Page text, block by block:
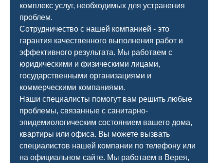
комплекс услуг, необходимых для устранения
проблем.
Сотрудничество с нашей компанией - это
гарантия качественного выполнения работ и
эффективного результата. Мы работаем с
юридическими и физическими лицами,
государственными организациями и
коммерческими компаниями.
Наши специалисты помогут вам решить любые
проблемы, связанные с санитарно-
эпидемиологическим состоянием вашего дома,
квартиры или офиса. Вы можете вызвать
специалистов нашей компании по телефону или
на официальном сайте. Мы работаем в Верея,